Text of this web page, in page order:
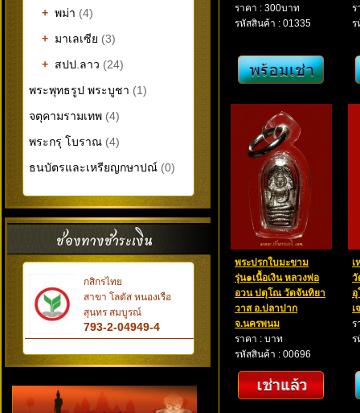
+ พม่า (4)
+ มาเลเซีย (3)
+ สปป.ลาว (24)
พระพุทธรูป พระบูชา (1)
จตุคามรามเทพ (4)
พระกรุ โบราณ (4)
ธนบัตรและเหรียญกษาปณ์ (0)
กสิกรไทย
สาขา โลตัส หนองเรือ
สุนทร สมบูรณ์
793-2-04949-4
ราคา : 300บาท
รหัสสินค้า : 01335
ร
ร
พระปรกใบมะขาม
รุ่น๑เนื้อเงิน หลวงพ่อ
อวน ปตุโณ วัดจันทิยา
วาส อ.ปลาปาก
จ.นครพนม
ราคา : บาท
รหัสสินค้า : 00696
วั
ร
ร